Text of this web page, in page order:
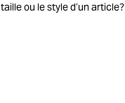
ou le style d’un article?